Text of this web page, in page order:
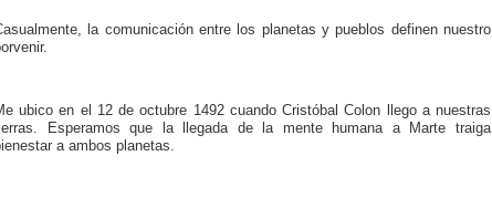
la comunicación entre los planetas y pueblos definen nuestro
ubico en el 12 de octubre 1492 cuando Cristóbal Colon llego a nuestras
Esperamos que la llegada de la mente humana a Marte traiga
a ambos planetas.